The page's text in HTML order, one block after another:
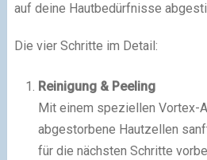
auf deine Hautbedürfnisse
Die vier Schritte im Detail:
Reinigung & Peeling
Mit einem speziellen Vortex-
abgestorbene Hautzellen
für die nächsten Schritte